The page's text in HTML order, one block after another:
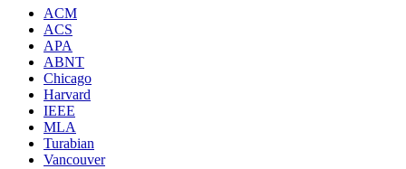
ACM
ACS
APA
ABNT
Chicago
Harvard
IEEE
MLA
Turabian
Vancouver